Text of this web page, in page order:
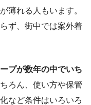
薄れる人もいます。
ず、街中では案外着
プが数年の中でいち
ろん、使い方や保管
など条件はいろいろ